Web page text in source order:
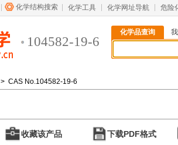
化学结构搜索 化学工具 化学网址导航 危险
104582-19-6
化学品查询
> CAS No.104582-19-6
收藏该产品 下载PDF格式